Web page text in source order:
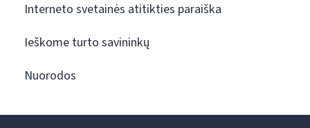
Interneto svetainės atitikties paraiška
Ieškome turto savininkų
Nuorodos